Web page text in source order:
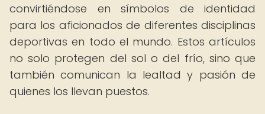
convirtiéndose en símbolos de identidad
para los aficionados de diferentes disciplinas
deportivas en todo el mundo. Estos artículos
no solo protegen del sol o del frío, sino que
también comunican la lealtad y pasión de
quienes los llevan puestos.